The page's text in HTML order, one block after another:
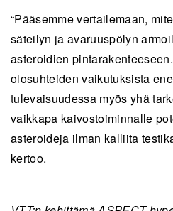
“Pääsemme vertailemaan,
säteilyn ja avaruuspölyn
asteroidien
olosuhteiden vaikutuksista
tulevaisuudessa myös yhä
vaikkapa kaivostoiminnalle
asteroideja ilman kalliita
kertoo.